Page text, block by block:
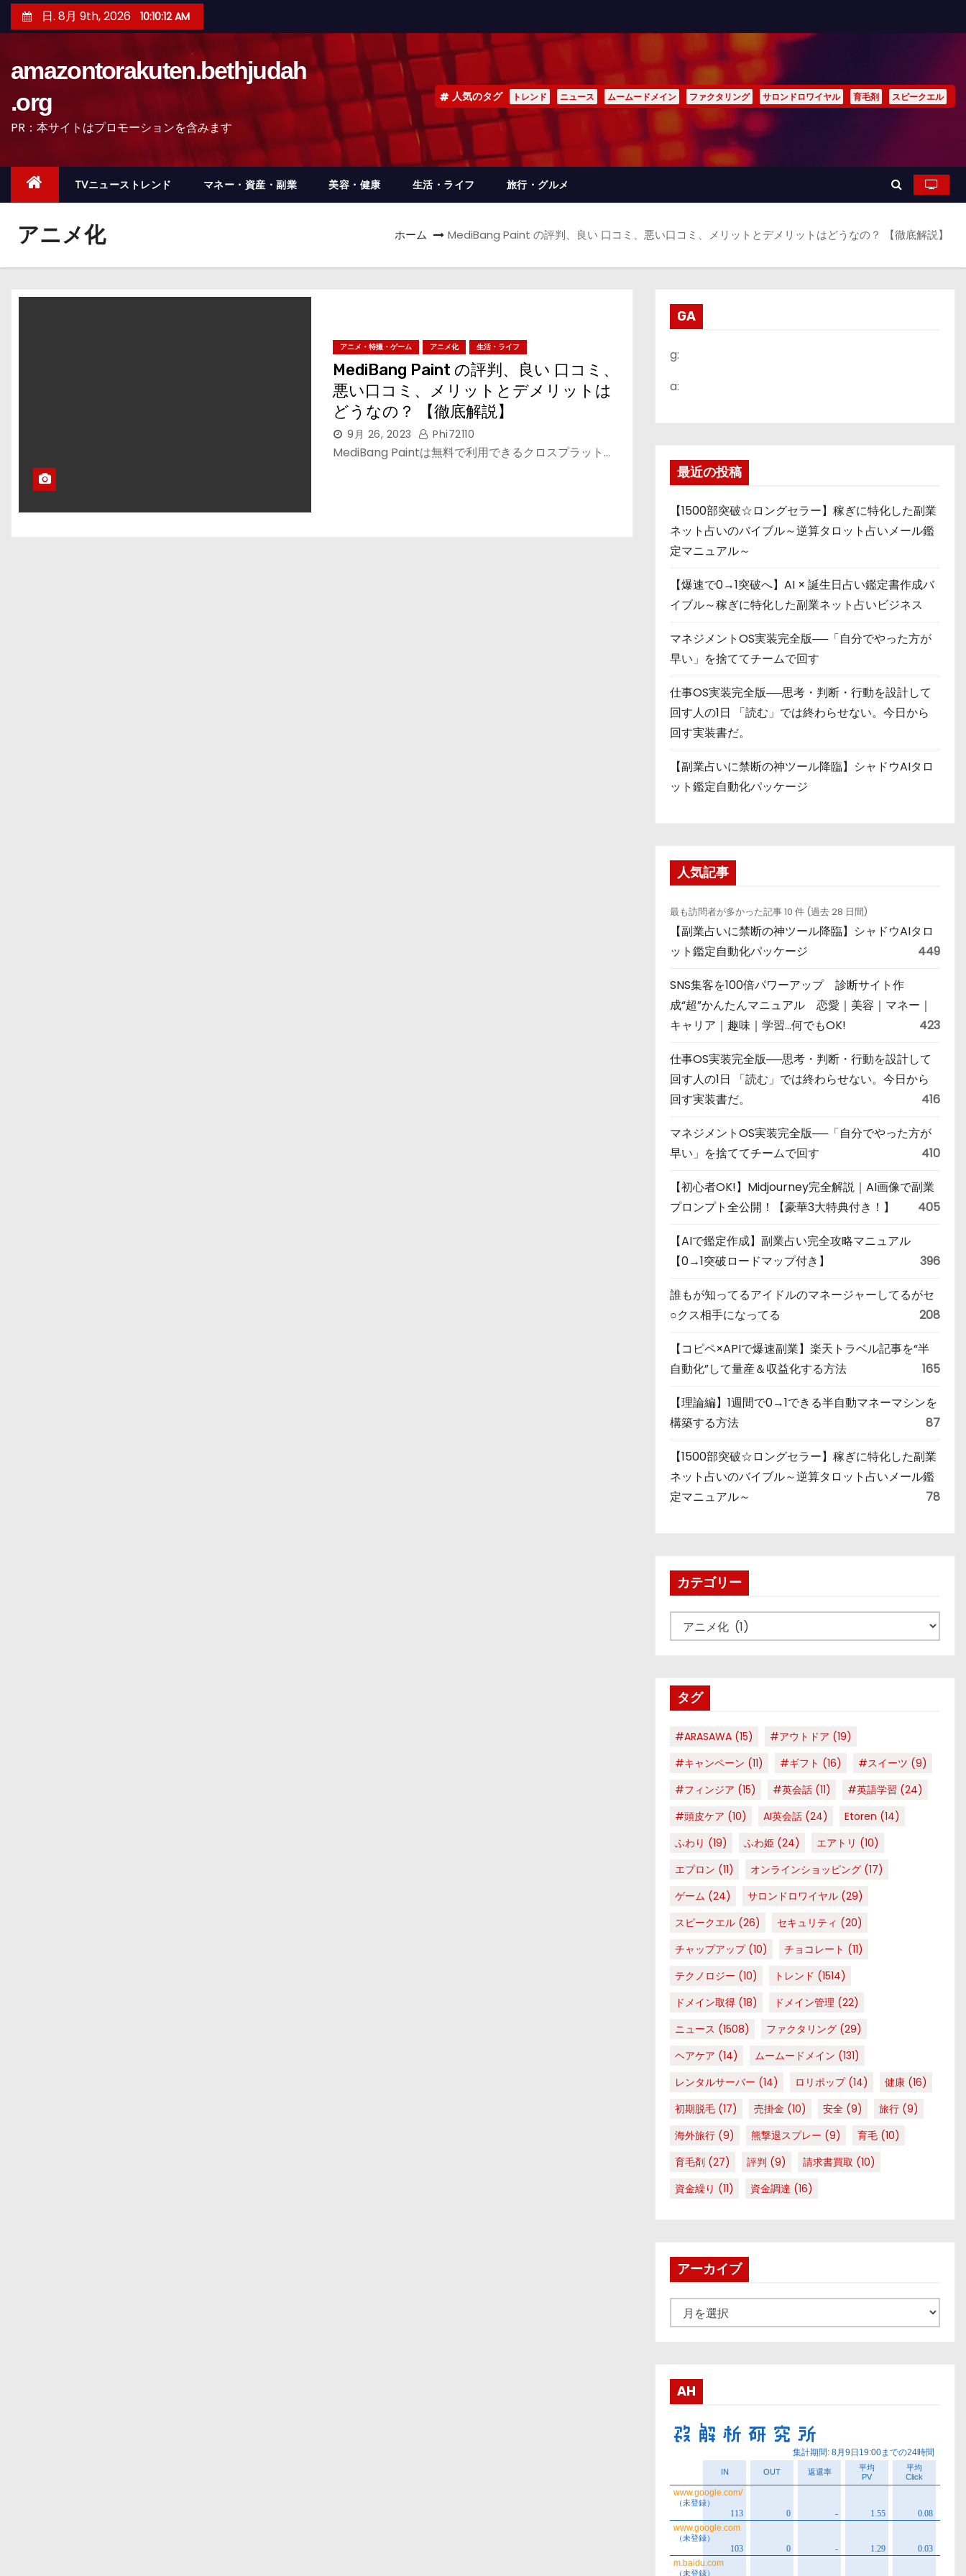
ン
ッ
日. 8月 9th, 2026 10:10:13 AM
amazontorakuten.bethjudah
.org
PR：本サイトはプロモーションを含みます
人気のタグ トレンド ニュース ムームードメイン ファクタリング サロンドロワイヤル 育毛剤 スピークエル
TVニューストレンド マネー・資産・副業 美容・健康 生活・ライフ 旅行・グルメ
アニメ化 ホーム MediBang Paint の評判、良い 口コミ、悪い口コミ、メリットとデメリットはどうなの？ 【徹底解説】
アニメ・特撮・ゲーム アニメ化 生活・ライフ
MediBang Paint の評判、良い 口コミ、
悪い口コミ、メリットとデメリットは
どうなの？ 【徹底解説】
9月 26, 2023 Phi72110
MediBang Paintは無料で利用できるクロスプラット…
GA
g:
a:
最近の投稿
【1500部突破☆ロングセラー】稼ぎに特化した副業
ネット占いのバイブル～逆算タロット占いメール鑑
定マニュアル～
【爆速で0→1突破へ】AI × 誕生日占い鑑定書作成バ
イブル～稼ぎに特化した副業ネット占いビジネス
マネジメントOS実装完全版──「自分でやった方が
早い」を捨ててチームで回す
仕事OS実装完全版──思考・判断・行動を設計して
回す人の1日 「読む」では終わらせない。今日から
回す実装書だ。
【副業占いに禁断の神ツール降臨】シャドウAIタロ
ット鑑定自動化パッケージ
人気記事
最も訪問者が多かった記事 10 件 (過去 28 日間)
【副業占いに禁断の神ツール降臨】シャドウAIタロ
ット鑑定自動化パッケージ
449
SNS集客を100倍パワーアップ 診断サイト作
成“超”かんたんマニュアル 恋愛｜美容｜マネー｜
キャリア｜趣味｜学習…何でもOK!
423
仕事OS実装完全版──思考・判断・行動を設計して
回す人の1日 「読む」では終わらせない。今日から
回す実装書だ。
416
マネジメントOS実装完全版──「自分でやった方が
早い」を捨ててチームで回す
410
【初心者OK!】Midjourney完全解説｜AI画像で副業
プロンプト全公開！【豪華3大特典付き！】
405
【AIで鑑定作成】副業占い完全攻略マニュアル
【0→1突破ロードマップ付き】
396
誰もが知ってるアイドルのマネージャーしてるがセ
○クス相手になってる
208
【コピペ×APIで爆速副業】楽天トラベル記事を“半
自動化”して量産＆収益化する方法
165
【理論編】1週間で0→1できる半自動マネーマシンを
構築する方法
87
【1500部突破☆ロングセラー】稼ぎに特化した副業
ネット占いのバイブル～逆算タロット占いメール鑑
定マニュアル～
78
カテゴリー
テ
ータグ
#ARASAWA (15) #アウトドア (19)
#キャンペーン (11) #ギフト (16) #スイーツ (9)
#フィンジア (15) #英会話 (11) #英語学習 (24)
#頭皮ケア (10) AI英会話 (24) Etoren (14)
ふわり (19) ふわ姫 (24) エアトリ (10)
エプロン (11) オンラインショッピング (17)
ゲーム (24) サロンドロワイヤル (29)
スピークエル (26) セキュリティ (20)
チャップアップ(10) チョコレート (11)
テクノロジー (10) トレンド (1514)
ドメイン取得 (18) ドメイン管理 (22)
ニュース (1508) ファクタリング (29)
ヘアケア (14) ムームードメイン (131)
レンタルサーバー (14) ロリポップ(14) 健康 (16)
初期脱毛 (17) 売掛金 (10) 安全 (9) 旅行 (9)
海外旅行 (9) 熊撃退スプレー (9) 育毛 (10)
育毛剤 (27) 評判 (9) 請求書買取 (10)
資金繰り (11) 資金調達 (16)
アーカイブ
ー
ブ
AH